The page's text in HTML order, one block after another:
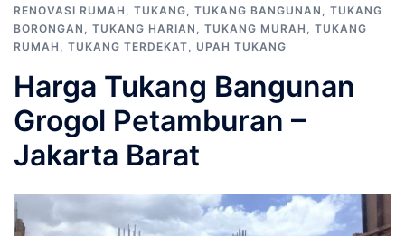
RENOVASI RUMAH
TUKANG TUKANG BANGUNAN
TUKANG
BORONGAN
TUKANG HARIAN TUKANG MURAH
TUKANG
RUMAH
TUKANG TERDEKAT UPAH TUKANG
Harga Tukang Bangunan
Grogol Petamburan –
Jakarta Barat